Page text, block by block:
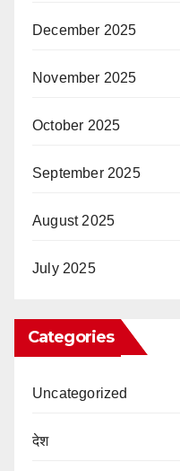
December 2025
November 2025
October 2025
September 2025
August 2025
July 2025
Categories
Uncategorized
देश